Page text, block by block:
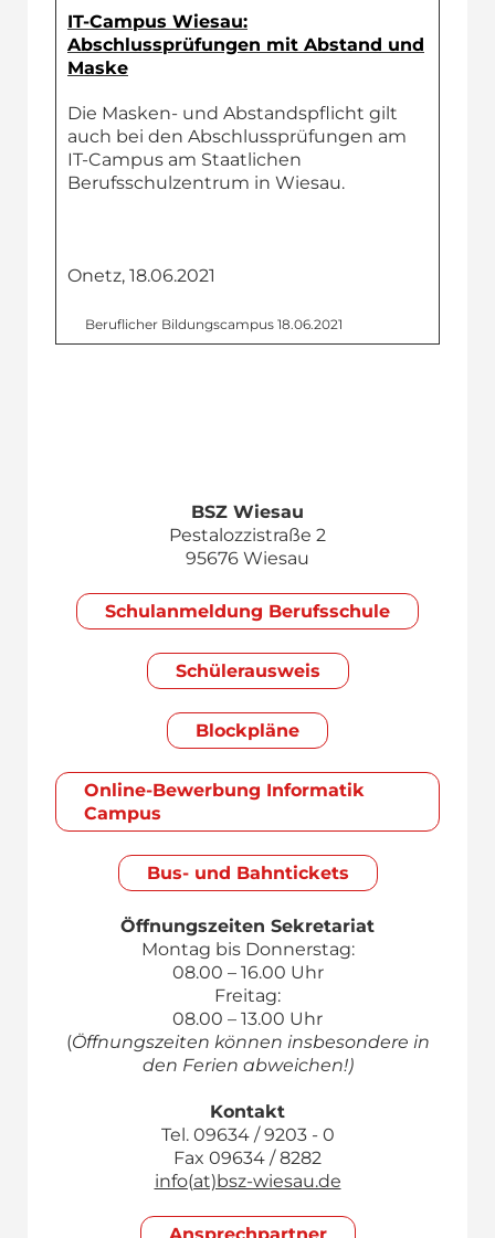
IT-Campus Wiesau:
Abschlussprüfungen mit Abstand und
Maske
Die Masken- und Abstandspflicht gilt
auch bei den Abschlussprüfungen am
IT-Campus am Staatlichen
Berufsschulzentrum in Wiesau.
Onetz, 18.06.2021
Beruflicher Bildungs­campus 18.06.2021
BSZ Wiesau
Pestalozzistraße 2
95676 Wiesau
Schul­anmeldung Berufsschule
Schülerausweis
Blockpläne
Online-Bewerbung Informatik
Campus
Bus- und Bahntickets
Öffnungszeiten Sekretariat
Montag bis Donnerstag:
08.00 – 16.00 Uhr
Freitag:
08.00 – 13.00 Uhr
(Öffnungszeiten können insbesondere in
den Ferien abweichen!)
Kontakt
Tel. 09634 / 9203 - 0
Fax 09634 / 8282
info(at)bsz-wiesau.de